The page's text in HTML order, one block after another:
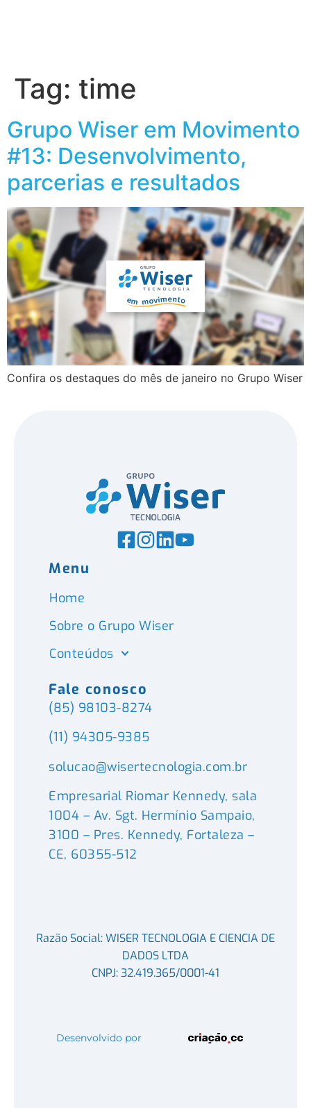
Tag: time
Grupo Wiser em Movimento
#13: Desenvolvimento,
parcerias e resultados
Confira os destaques do mês de janeiro no Grupo Wiser
Menu
Home
Sobre o Grupo Wiser
Conteúdos
Fale conosco
(85) 98103-8274
(11) 94305-9385
solucao@wisertecnologia.com.br
Empresarial Riomar Kennedy, sala
1004 – Av. Sgt. Hermínio Sampaio,
3100 – Pres. Kennedy, Fortaleza –
CE, 60355-512
Razão Social: WISER TECNOLOGIA E CIENCIA DE
DADOS LTDA
CNPJ: 32.419.365/0001-41
Desenvolvido por